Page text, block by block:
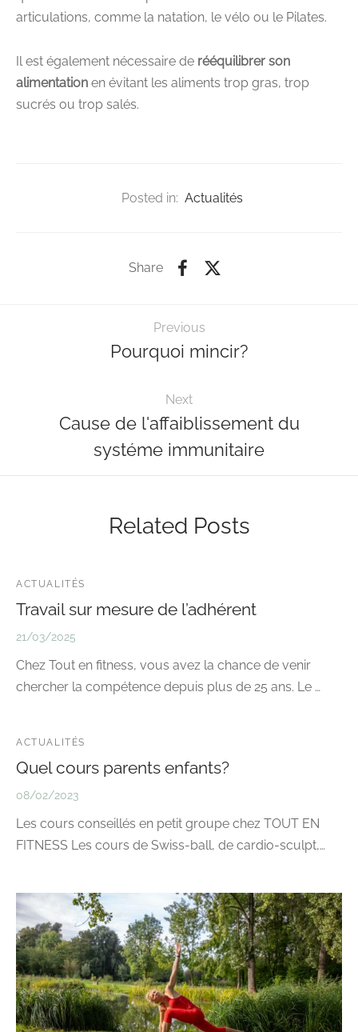
articulations, comme la natation, le vélo ou le Pilates.
Il est également nécessaire de rééquilibrer son
alimentation en évitant les aliments trop gras, trop
sucrés ou trop salés.
Posted in: Actualités
Share
Previous
Pourquoi mincir?
Next
Cause de l'affaiblissement du
systéme immunitaire
Related Posts
ACTUALITÉS
Travail sur mesure de l’adhérent
21/03/2025
Chez Tout en fitness, vous avez la chance de venir
chercher la compétence depuis plus de 25 ans. Le …
ACTUALITÉS
Quel cours parents enfants?
08/02/2023
Les cours conseillés en petit groupe chez TOUT EN
FITNESS Les cours de Swiss-ball, de cardio-sculpt,…